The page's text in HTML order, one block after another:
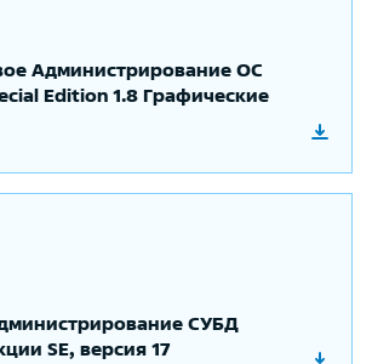
Администрирование OC
Edition 1.8 Графические
СУБД
SE, версия 17